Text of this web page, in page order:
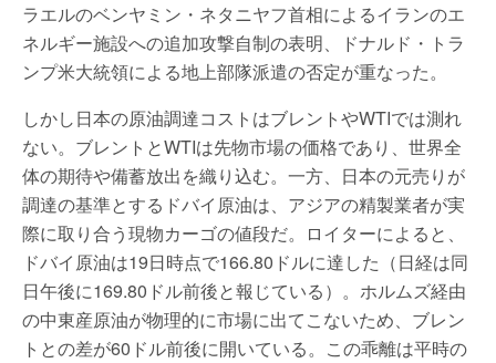
ラエルのベンヤミン・ネタニヤフ首相によるイランのエ
ネルギー施設への追加攻撃自制の表明、ドナルド・トラ
ンプ米大統領による地上部隊派遣の否定が重なった。
しかし日本の原油調達コストはブレントやWTIでは測れ
ない。ブレントとWTIは先物市場の価格であり、世界全
体の期待や備蓄放出を織り込む。一方、日本の元売りが
調達の基準とするドバイ原油は、アジアの精製業者が実
際に取り合う現物カーゴの値段だ。ロイターによると、
ドバイ原油は19日時点で166.80ドルに達した（日経は同
日午後に169.80ドル前後と報じている）。ホルムズ経由
の中東産原油が物理的に市場に出てこないため、ブレン
トとの差が60ドル前後に開いている。この乖離は平時の